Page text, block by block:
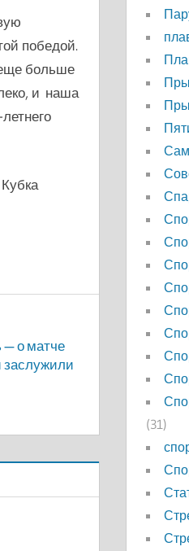
победой.
больше
и наша
— о матче
заслужили
(31)